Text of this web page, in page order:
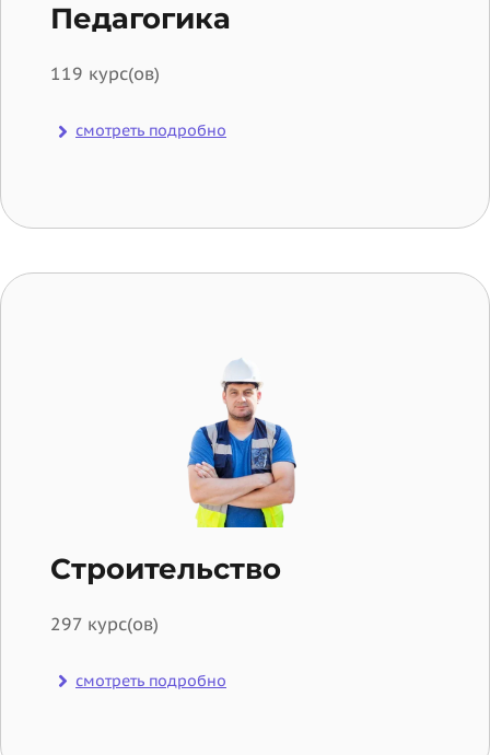
Педагогика
119 курс(ов)
смотреть подробно
Строительство
297 курс(ов)
смотреть подробно